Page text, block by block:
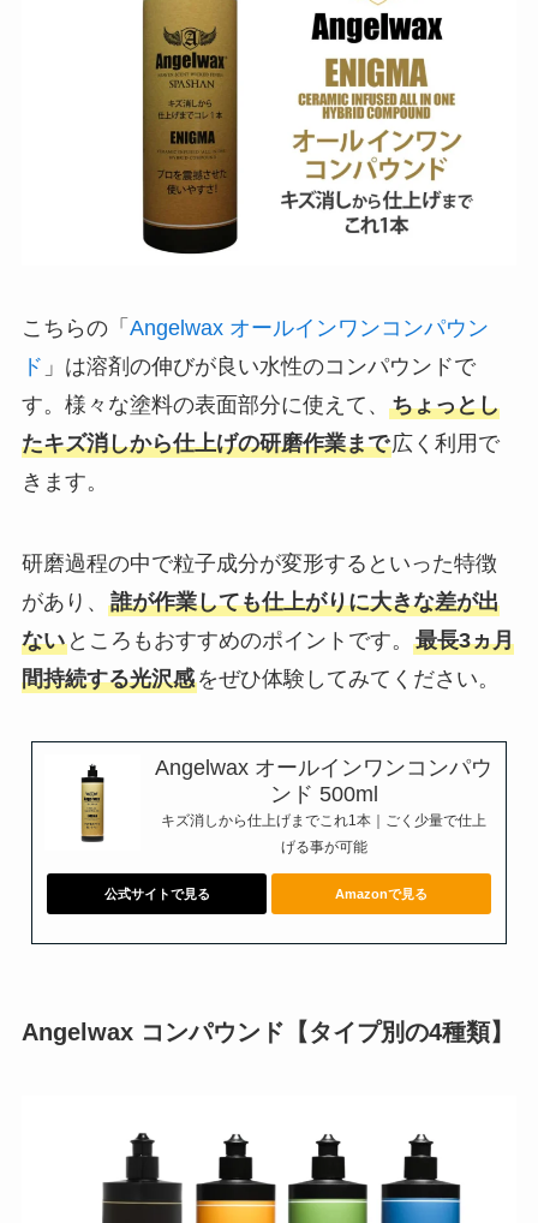
こちらの「 Angelwax オールインワンコンパウン
ド 」は溶剤の伸びが良い水性のコンパウンドで
す。様々な塗料の表面部分に使えて、 ちょっとし
たキズ消しから仕上げの研磨作業まで広く利用で
きます。
研磨過程の中で粒子成分が変形するといった特徴
があり、 誰が作業しても仕上がりに大きな差が出
ないところもおすすめのポイントです。 最長3ヵ月
間持続する光沢感をぜひ体験してみてください。
Angelwax オールインワンコンパウ
ンド 500ml
キズ消しから仕上げまでこれ1本｜ごく少量で仕上
げる事が可能
公式サイトで見る Amazonで見る
Angelwax コンパウンド【タイプ別の4種類】